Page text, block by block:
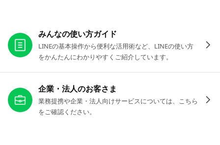
みんなの使い方ガイド
LINEの基本操作から便利な活用術など、LINEの使い方
をかんたんにわかりやすくご紹介しています。
企業・法人のお客さま
業務提携や企業・法人向けサービスについては、こちら
をご確認ください。